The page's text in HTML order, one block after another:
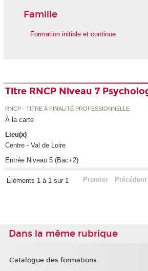
Famille
Formation initiale et continue
Titre RNCP Niveau 7
RNCP - TITRE À FINALITÉ PROFESSIONNELLE
À la carte
Lieu(x)
Centre - Val de Loire
Entrée Niveau 5 (Bac+2)
Éléments 1 à 1 sur 1 Premier Précédent
Dans la même rubrique
Catalogue des formations